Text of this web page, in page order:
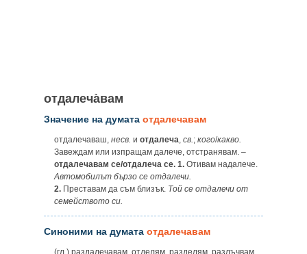
отдалеча̀вам
Значение на думата отдалечавам
отдалечаваш, несв. и отдалеча, св.; кого/какво.
Завеждам или изпращам далече, отстранявам. –
отдалечавам се/отдалеча се. 1. Отивам надалече.
Автомобилът бързо се отдалечи.
2. Преставам да съм близък. Той се отдалечи от
семейството си.
Синоними на думата отдалечавам
(гл.) раздалечавам, отделям, разделям, разлъчвам